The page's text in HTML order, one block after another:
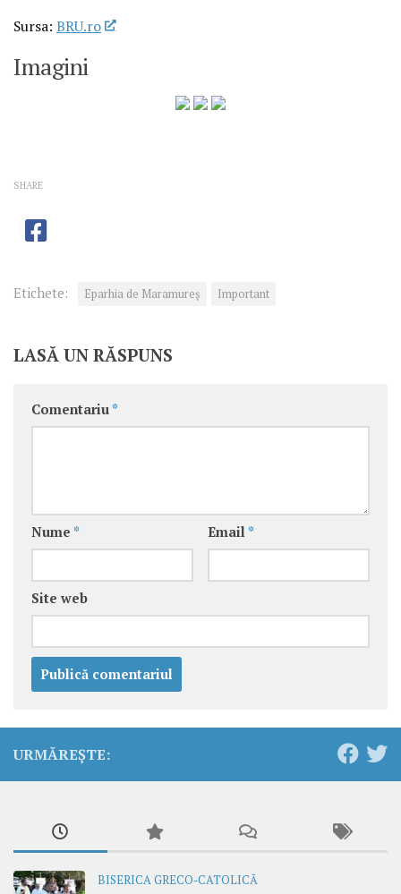
Sursa: BRU.ro
Imagini
SHARE
Etichete: Eparhia de Maramureș Important
LASĂ UN RĂSPUNS
Comentariu *
Nume * Email *
Site web
URMĂREȘTE:
BISERICA GRECO-CATOLICĂ